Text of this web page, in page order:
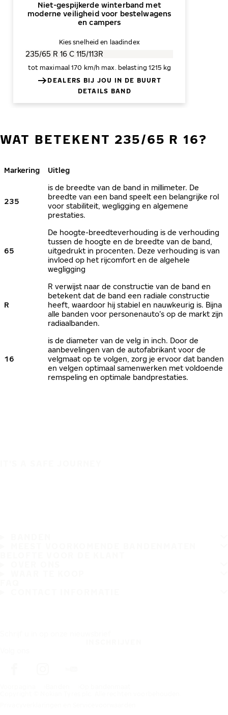
Niet-gespijkerde winterband met
moderne veiligheid voor bestelwagens
en campers
Kies snelheid en laadindex
tot maximaal 170 km/h max. belasting 1215 kg
DEALERS BIJ JOU IN DE BUURT
DETAILS BAND
WAT BETEKENT 235/65 R 16?
Markering Uitleg
235
is de breedte van de band in millimeter. De
breedte van een band speelt een belangrijke rol
voor stabiliteit, wegligging en algemene
prestaties.
65
De hoogte-breedteverhouding is de verhouding
tussen de hoogte en de breedte van de band,
uitgedrukt in procenten. Deze verhouding is van
invloed op het rijcomfort en de algehele
wegligging
R
R verwijst naar de constructie van de band en
betekent dat de band een radiale constructie
heeft, waardoor hij stabiel en nauwkeurig is. Bijna
alle banden voor personenauto’s op de markt zijn
radiaalbanden.
16
is de diameter van de velg in inch. Door de
aanbevelingen van de autofabrikant voor de
velgmaat op te volgen, zorg je ervoor dat banden
en velgen optimaal samenwerken met voldoende
remspeling en optimale bandprestaties.